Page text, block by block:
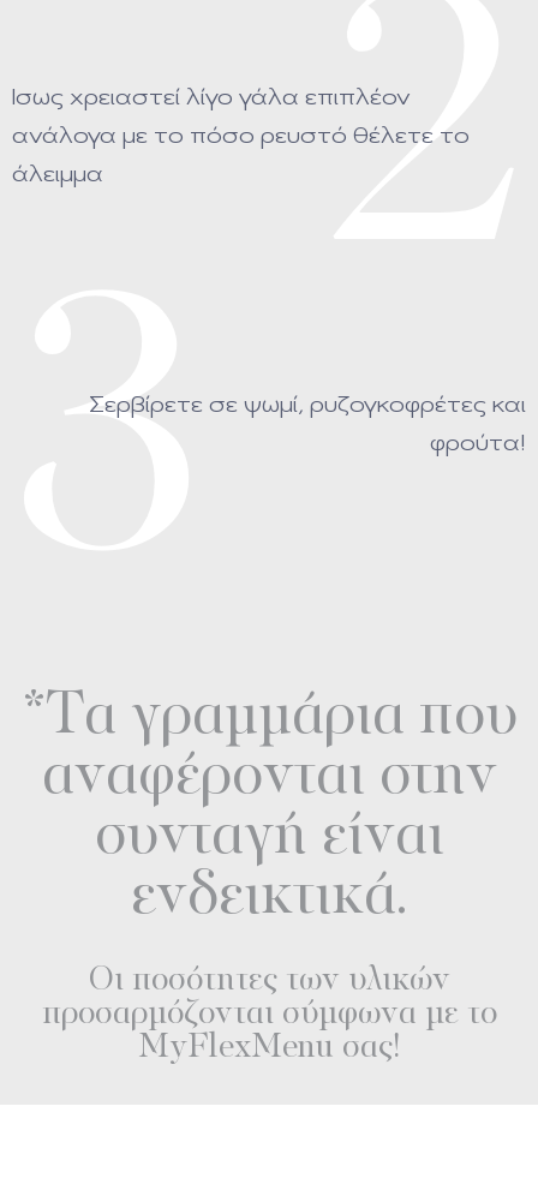
2
Ισως χρειαστεί λίγο γάλα επιπλέον
ανάλογα με το πόσο ρευστό θέλετε το
άλειμμα
3
Σερβίρετε σε ψωμί, ρυζογκοφρέτες και
φρούτα!
*Τα γραμμάρια που
αναφέρονται στην
συνταγή είναι
ενδεικτικά.
Οι ποσότητες των υλικών
προσαρμόζονται σύμφωνα με το
MyFlexMenu σας!